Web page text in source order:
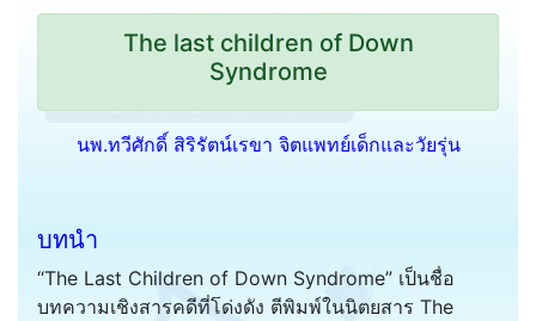
The last children of Down
Syndrome
นพ.ทวีศักดิ์ สิริรัตน์เรขา จิตแพทย์เด็กและวัยรุ่น
บทนำ
“The Last Children of Down Syndrome” เป็นชื่อ
บทความเชิงสารคดีที่โด่งดัง ตีพิมพ์ในนิตยสาร The